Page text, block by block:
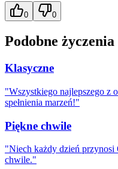
0 0
Podobne życzenia
Klasyczne
"Wszystkiego najlepszego z
spełnienia marzeń!"
Piękne chwile
"Niech każdy dzień przynosi
chwile."